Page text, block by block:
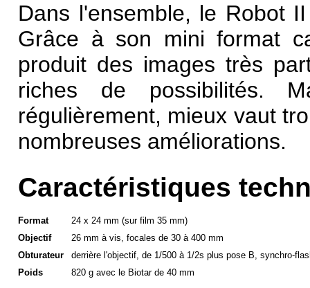
Dans l'ensemble, le Robot
Grâce à son miniformat
produit des images très
riches de possibilités.
régulièrement, mieux vaut
nombreuses améliorations.
Caractéristiques
Format 24 x 24 mm (sur film 35 mm)
Objectif
26 mm à vis, focales de 30 à 400 mm
Obturateur
derrière l'objectif, de 1/500 à 1/2s plus pose B, synchro-
Poids
820 g avec le Biotar de 40 mm